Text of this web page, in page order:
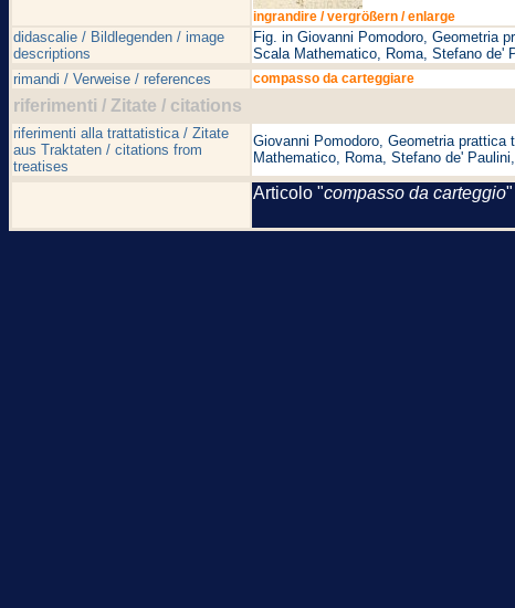
ingrandire / vergrößern / enlarge
didascalie / Bildlegenden / image
descriptions
Fig. in Giovanni Pomodoro, Geometria
Scala Mathematico, Roma, Stefano de'
rimandi / Verweise / references
compasso da carteggiare
riferimenti / Zitate / citations
riferimenti alla trattatistica / Zitate
aus Traktaten / citations from
treatises
Giovanni Pomodoro, Geometria
Mathematico, Roma, Stefano de'
Articolo "compasso da carteggio"